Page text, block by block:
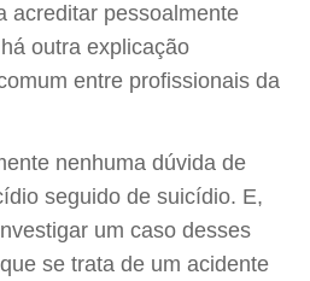
acreditar pessoalmente
outra explicação
entre profissionais da
nenhuma dúvida de
seguido de suicídio. E,
um caso desses
se trata de um acidente